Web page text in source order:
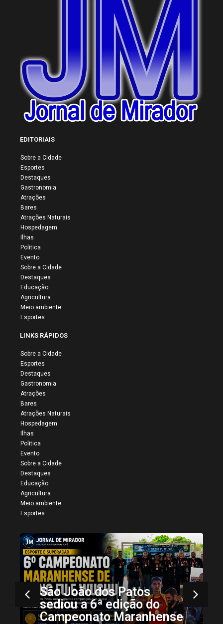
EDITORIAIS
Sobre a Cidade
Esportes
Destaques
Gastronomia
Atrações
Bares
Atrações Naturais
Hospedagem
Ilhas
Politica
Evento
Sobre a Cidade
Destaques
Educação
Agricultura
Meio ambiente
Esportes
LINKS RÁPIDOS
Sobre a Cidade
Esportes
Destaques
Gastronomia
Atrações
Bares
Atrações Naturais
Hospedagem
Ilhas
Politica
Evento
Sobre a Cidade
Destaques
Educação
Agricultura
Meio ambiente
Esportes
Mais registros da 34ª